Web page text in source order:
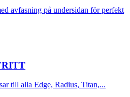
avfasning på undersidan för perfekt
till alla Edge, Radius, Titan,...